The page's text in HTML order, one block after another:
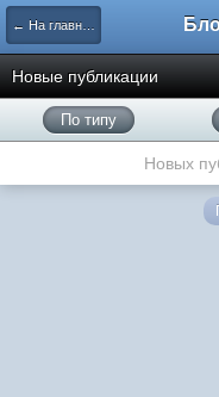
← На главную
Новые публикации
По типу
Новых